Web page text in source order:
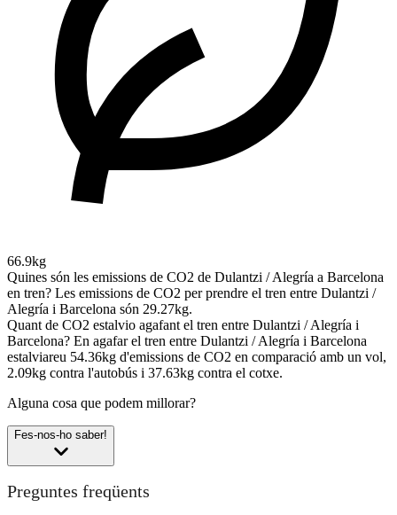
66.9kg
Quines són les emissions de CO2 de Dulantzi / Alegría a Barcelona
en tren? Les emissions de CO2 per prendre el tren entre Dulantzi /
Alegría i Barcelona són 29.27kg.
Quant de CO2 estalvio agafant el tren entre Dulantzi / Alegría i
Barcelona? En agafar el tren entre Dulantzi / Alegría i Barcelona
estalviareu 54.36kg d'emissions de CO2 en comparació amb un vol,
2.09kg contra l'autobús i 37.63kg contra el cotxe.
Alguna cosa que podem millorar?
Fes-nos-ho saber!
Preguntes freqüents